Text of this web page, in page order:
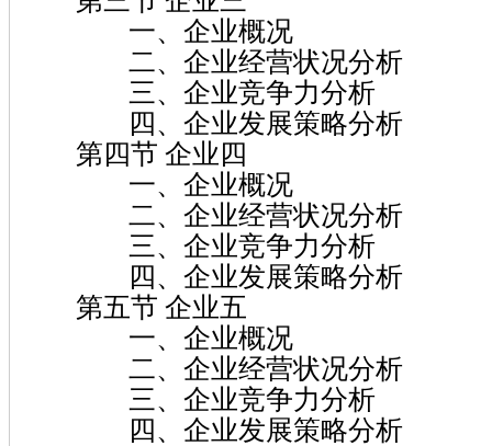
一、企业概况
二、企业经营状况分析
三、企业竞争力分析
四、企业发展策略分析
第四节 企业四
一、企业概况
二、企业经营状况分析
三、企业竞争力分析
四、企业发展策略分析
第五节 企业五
一、企业概况
二、企业经营状况分析
三、企业竞争力分析
四、企业发展策略分析